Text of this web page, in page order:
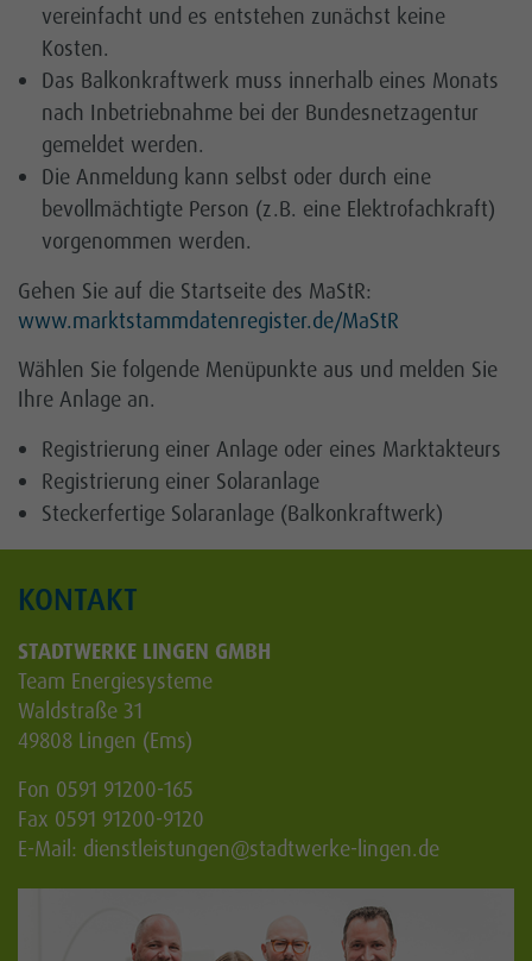
vereinfacht und es entstehen zunächst keine
Kosten.
Das Balkonkraftwerk muss innerhalb eines Monats
nach Inbetriebnahme bei der Bundesnetzagentur
gemeldet werden.
Die Anmeldung kann selbst oder durch eine
bevollmächtigte Person (z.B. eine Elektrofachkraft)
vorgenommen werden.
Gehen Sie auf die Startseite des MaStR:
www.marktstammdatenregister.de/MaStR
Wählen Sie folgende Menüpunkte aus und melden Sie
Ihre Anlage an.
Registrierung einer Anlage oder eines Marktakteurs
Registrierung einer Solaranlage
Steckerfertige Solaranlage (Balkonkraftwerk)
KONTAKT
STADTWERKE LINGEN GMBH
Team Energiesysteme
Waldstraße 31
49808 Lingen (Ems)
Fon 0591 91200-165
Fax 0591 91200-9120
E-Mail: dienstleistungen@stadtwerke-lingen.de